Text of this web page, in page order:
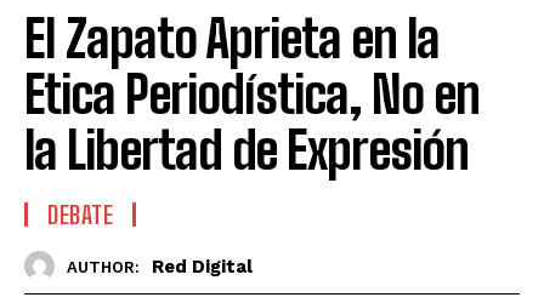
El Zapato Aprieta en la
Etica Periodística, No en
la Libertad de Expresión
DEBATE
AUTHOR: Red Digital